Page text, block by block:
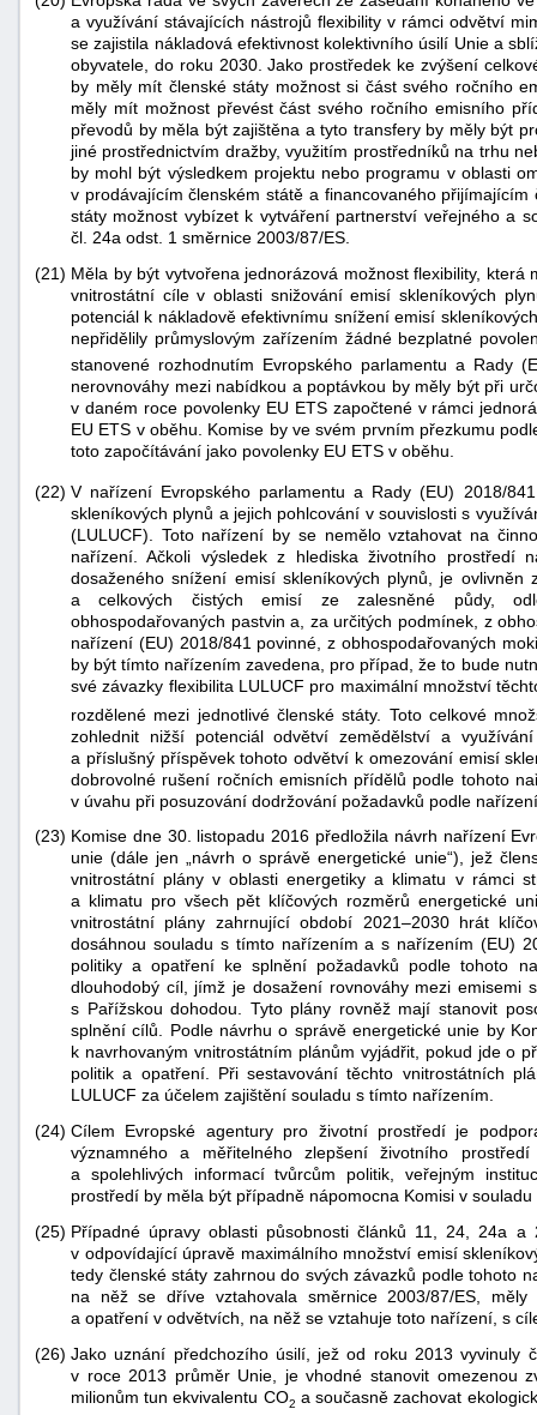
a využívání stávajících nástrojů flexibility v rámci odvětví
se zajistila nákladová efektivnost kolektivního úsilí Unie a
obyvatele, do roku 2030. Jako prostředek ke zvýšení
by měly mít členské státy možnost si část svého ročního
měly mít možnost převést část svého ročního emisního
převodů by měla být zajištěna a tyto transfery by měly být
jiné prostřednictvím dražby, využitím prostředníků na trhu
by mohl být výsledkem projektu nebo programu v oblasti
v prodávajícím členském státě a financovaného
státy možnost vybízet k vytváření partnerství veřejného a
čl. 24a odst. 1 směrnice 2003/87/ES.
(21) Měla by být vytvořena jednorázová možnost flexibility,
vnitrostátní cíle v oblasti snižování emisí skleníkových
potenciál k nákladově efektivnímu snížení emisí
nepřidělily průmyslovým zařízením žádné bezplatné
stanovené rozhodnutím Evropského parlamentu a Rady
nerovnováhy mezi nabídkou a poptávkou by měly být při
v daném roce povolenky EU ETS započtené v rámci
EU ETS v oběhu. Komise by ve svém prvním přezkumu
toto započítávání jako povolenky EU ETS v oběhu.
(22) V nařízení Evropského parlamentu a Rady (EU) 2018/
skleníkových plynů a jejich pohlcování v souvislosti s
(LULUCF). Toto nařízení by se nemělo vztahovat na
nařízení. Ačkoli výsledek z hlediska životního
dosaženého snížení emisí skleníkových plynů, je ovlivněn
a celkových čistých emisí ze zalesněné půdy,
obhospodařovaných pastvin a, za určitých podmínek, z
nařízení (EU) 2018/841 povinné, z obhospodařovaných
by být tímto nařízením zavedena, pro případ, že to bude
své závazky flexibilita LULUCF pro maximální množství
rozdělené mezi jednotlivé členské státy. Toto celkové
zohlednit nižší potenciál odvětví zemědělství a
a příslušný příspěvek tohoto odvětví k omezování emisí
dobrovolné rušení ročních emisních přídělů podle tohoto
v úvahu při posuzování dodržování požadavků podle
(23) Komise dne 30. listopadu 2016 předložila návrh nařízení
unie (dále jen „návrh o správě energetické unie“), jež
vnitrostátní plány v oblasti energetiky a klimatu v rámci
a klimatu pro všech pět klíčových rozměrů energetické
vnitrostátní plány zahrnující období 2021–2030 hrát
dosáhnou souladu s tímto nařízením a s nařízením (EU)
politiky a opatření ke splnění požadavků podle tohoto
dlouhodobý cíl, jímž je dosažení rovnováhy mezi emisemi
s Pařížskou dohodou. Tyto plány rovněž mají stanovit
splnění cílů. Podle návrhu o správě energetické unie by
k navrhovaným vnitrostátním plánům vyjádřit, pokud jde o
politik a opatření. Při sestavování těchto vnitrostátních
LULUCF za účelem zajištění souladu s tímto nařízením.
(24) Cílem Evropské agentury pro životní prostředí je
významného a měřitelného zlepšení životního
a spolehlivých informací tvůrcům politik, veřejným
prostředí by měla být případně nápomocna Komisi v
(25) Případné úpravy oblasti působnosti článků 11, 24, 24a
v odpovídající úpravě maximálního množství emisí
tedy členské státy zahrnou do svých závazků podle tohoto
na něž se dříve vztahovala směrnice 2003/87/ES,
a opatření v odvětvích, na něž se vztahuje toto nařízení, s
(26) Jako uznání předchozího úsilí, jež od roku 2013 vyvinuly
v roce 2013 průměr Unie, je vhodné stanovit omezenou
milionům tun ekvivalentu CO2 a současně zachovat